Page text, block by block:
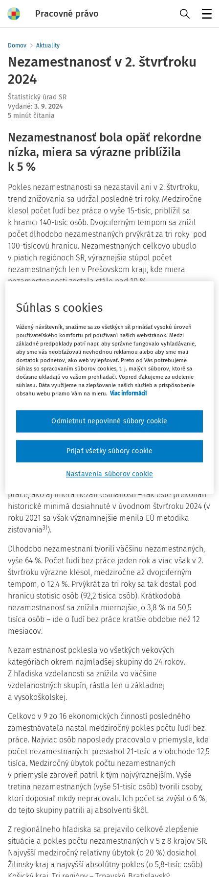
Pracovné právo
Domov Aktuality
Nezamestnanosť v 2. štvrťroku
2024
Štatistický úrad SR
Vydané: 3. 9. 2024
5 minút čítania
Nezamestnanosť bola opäť rekordne
nízka, miera sa výrazne priblížila
k 5 %
Pokles nezamestnanosti sa nezastavil ani v 2. štvrťroku,
trend znižovania sa udržal posledné tri roky. Medziročne
klesol počet ľudí bez práce o vyše 15-tisíc, priblížil sa
k hranici 140-tisíc osôb. Dvojciferným tempom sa znížil
počet dlhodobo nezamestnaných prvýkrát za tri roky pod
100-tisícovú hranicu. Nezamestnaných celkovo ubudlo
v piatich regiónoch SR, výraznejšie stúpol počet
nezamestnaných len v Prešovskom kraji, kde miera
nezamestnanosti zostala stále nad 10 %.
Počet ľudí bez práce v priebehu 2. štvrťroku 2024 dosiahol
142,7 tisíca osôb, medziročne klesol o 9,6 %. Medziročné
úbytky počtu nezamestnaných tak pokračovali už dvanásty
štvrťrok za sebou.
Počet nezamestnaných 1)sa po sezónnom očistení
v porovnaní s predchádzajúcim štvrťrokom znížil o 4,5 %
na 146,3 tisíca osôb. Ide o dáta z výstupov Výberového
zisťovania pracovných síl (VZPS)
nezamestnaných z ekonomicky aktívnych osôb
predstavovala rekordne nízku hodnotu 5,2 %, medziročne
sa znížila o 0,5 percentuálneho bodu (p. b.).
práce, ako aj miera nezamestnanosti – tak ešte prekonali
historické minimá dosiahnuté v úvodnom štvrťroku 2024 (v
roku 2021 sa však významnejšie menila EÚ metodika
zisťovania3)).
Dlhodobo nezamestnaní tvorili väčšinu nezamestnaných,
vyše 64 %. Počet ľudí bez práce jeden rok a viac však v 2.
štvrťroku výrazne klesol, medziročne až dvojciferným
tempom, o 12,4 %. Prvýkrát za tri roky sa tak dostal pod
hranicu stotisíc osôb (92,2 tisíca osôb). Krátkodobá
nezamestnanosť sa znížila miernejšie, o 3,8 % na 50,5
tisíca osôb – ide o ľudí bez práce kratšie obdobie než 12
mesiacov.
Nezamestnanosť poklesla vo všetkých vekových
kategóriách okrem najmladšej skupiny do 24 rokov.
Z hľadiska vzdelanosti sa znížila vo väčšine
vzdelanostných skupín, rástla len u základnej
a vysokoškolskej.
Celkovo v 9 zo 16 ekonomických činností posledného
zamestnávateľa nastal medziročný pokles počtu ľudí bez
práce. Najviac osôb naposledy pracovalo v priemysle, kde
počet nezamestnaných presiahol 21-tisíc a v obchode 12,5
tisíca. Medziročný úbytok počtu nezamestnaných
v priemysle zároveň patril k tým najvýraznejším. Vyše
tretina nezamestnaných (vyše 51-tisíc osôb) tvorili osoby,
ktorí doposiaľ nikdy nepracovali. Ich počet sa zvýšil o 6 %,
do tejto skupiny patrili aj absolventi škôl.
Z regionálneho hľadiska sa prejavilo celkové zlepšenie
situácie a pokles počtu nezamestnaných v 5 z 8 krajov SR.
Najvyšší medziročný relatívny úbytok (o 20 %) dosiahol
Žilinsky kraj a najvyšší absolútny pokles (o 5,8-tisíc osôb)
Súhlas s cookies
Vážený návštevník, snažíme sa zo všetkých síl prinášať vysokú úroveň
používateľského komfortu pri používaní našich webstránok. Medzi
základné predpoklady patrí napr. aby správne fungovalo vyhľadávanie,
aby sme vás neobťažovali nevhodnou reklamou alebo aby sme mali
dostatok podnetov, ako web vylepšovať. Preto od Vás potrebujeme
súhlas so spracovaním súborov cookies, t. j. malých súborov, ktoré sa
dočasne ukladajú vo vašom prehliadači. Vopred ďakujeme za udelenie
súhlasu. Dáta využijeme na zlepšovanie našich služieb a prispôsobenie
obsahu webu priamo Vám na mieru. Viac informácií
Nastavenia súborov cookie
Odmietnut nepovinné súbory cookie
Prijať všetky súbory cookie